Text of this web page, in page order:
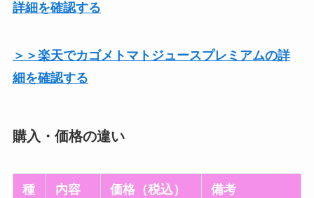
詳細を確認する
＞＞楽天でカゴメトマトジュースプレミアムの詳
細を確認する
購入・価格の違い
種
内容
価格（税込） 備考